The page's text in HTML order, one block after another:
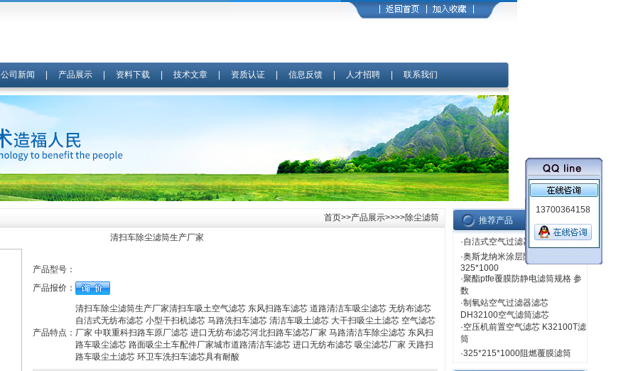
公司新闻 产品展示| 资料下载| 技术文章| 资质认证| 信息反馈| 人才招聘| 联系我们
首页>>产品展示>>>>除尘滤筒
清扫车除尘滤筒生产厂家
产品型号：
产品报价：
产品特点：
清扫车除尘滤筒生产厂家清扫车吸土空气滤芯 东风扫路车滤芯 道路清洁车吸尘滤芯 无纺布滤芯
自洁式无纺布滤芯 小型干扫机滤芯 马路洗扫车滤芯 清洁车吸土滤芯 大干扫吸尘土滤芯 空气滤芯
厂家 中联重科扫路车原厂滤芯 进口无纺布滤芯河北扫路车滤芯厂家 马路清洁车除尘滤芯 东风扫
路车吸尘滤芯 路面吸尘土车配件厂家城市道路清洁车滤芯 进口无纺布滤芯 吸尘滤芯厂家 天路扫
路车吸尘土滤芯 环卫车洗扫车滤芯具有耐酸
推荐产品
·自洁式空气过滤器滤芯SAZJ-800
·奥斯龙纳米涂层阻燃滤筒
325*1000
·聚酯ptfe覆膜防静电滤筒规格 参
数
·制氧站空气过滤器滤芯
DH32100空气滤筒滤芯
·空压机前置空气滤芯 K32100T滤
筒
·325*215*1000阻燃覆膜滤筒
13700364158